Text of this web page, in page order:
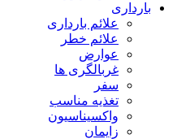
بارداری
علائم بارداری
علائم خطر
عوارض
غربالگری ها
سفر
تغذیه مناسب
واکسیناسیون
زایمان